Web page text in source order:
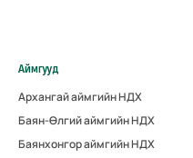
Аймгууд
Архангай аймгийн НДХ
Баян-Өлгий аймгийн НДХ
Баянхонгор аймгийн НДХ